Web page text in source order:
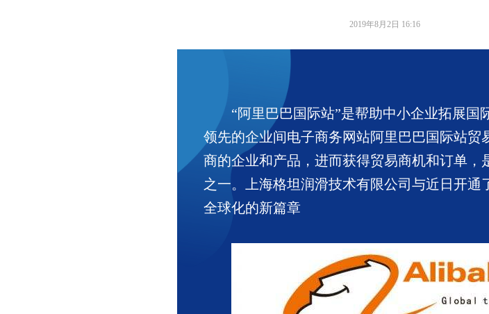
“阿里巴巴国际站”是帮助中小企业拓展
领先的企业间电子商务网站阿里巴巴国际站
商的企业和产品，进而获得贸易商机和订单
之一。上海格坦润滑技术有限公司与近日开
全球化的新篇章
2019年8月2日 16:16